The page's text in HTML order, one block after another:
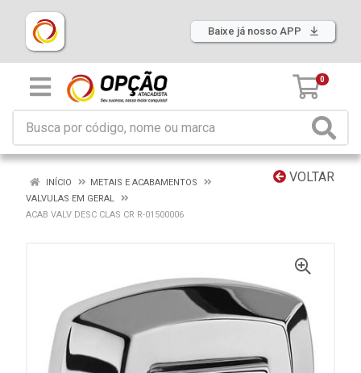
Baixe já nosso APP
0
VOLTAR
INÍCIO
METAIS E ACABAMENTOS
VALVULAS EM GERAL
ACAB VALV DESC CLAS CR R-01500006